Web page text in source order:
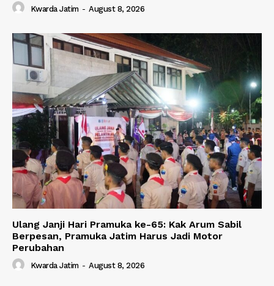
Kwarda Jatim - August 8, 2026
Ulang Janji Hari Pramuka ke-65: Kak Arum Sabil
Berpesan, Pramuka Jatim Harus Jadi Motor
Perubahan
Kwarda Jatim - August 8, 2026